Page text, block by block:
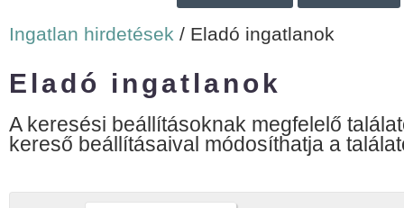
Ingatlan hirdetések / Eladó ingatlanok
Eladó ingatlanok
A keresési beállításoknak megfelelő
kereső beállításaival módosíthatja a